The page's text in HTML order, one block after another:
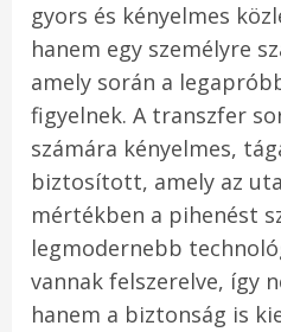
gyors és kényelmes
hanem egy személyre
amely során a
figyelnek. A transzfer
számára kényelmes,
biztosított, amely az
mértékben a pihenést
legmodernebb
vannak felszerelve, így
hanem a biztonság is